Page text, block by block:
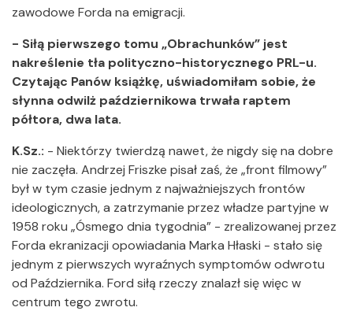
zawodowe Forda na emigracji.
- Siłą pierwszego tomu „Obrachunków” jest
nakreślenie tła polityczno-historycznego PRL-u.
Czytając Panów książkę, uświadomiłam sobie, że
słynna odwilż październikowa trwała raptem
półtora, dwa lata.
K.Sz.: - Niektórzy twierdzą nawet, że nigdy się na dobre
nie zaczęła. Andrzej Friszke pisał zaś, że „front filmowy”
był w tym czasie jednym z najważniejszych frontów
ideologicznych, a zatrzymanie przez władze partyjne w
1958 roku „Ósmego dnia tygodnia” - zrealizowanej przez
Forda ekranizacji opowiadania Marka Hłaski - stało się
jednym z pierwszych wyraźnych symptomów odwrotu
od Października. Ford siłą rzeczy znalazł się więc w
centrum tego zwrotu.